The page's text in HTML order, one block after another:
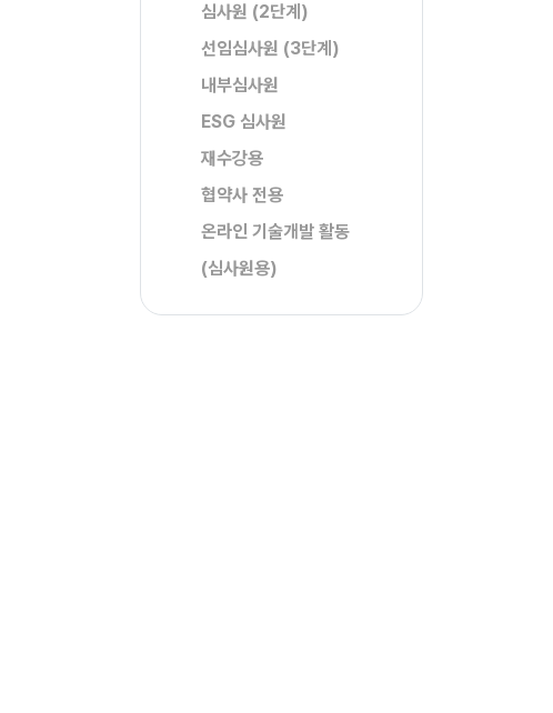
심사원 (2단계)
선임심사원 (3단계)
내부심사원
ESG 심사원
재수강용
협약사 전용
온라인 기술개발 활동
(심사원용)